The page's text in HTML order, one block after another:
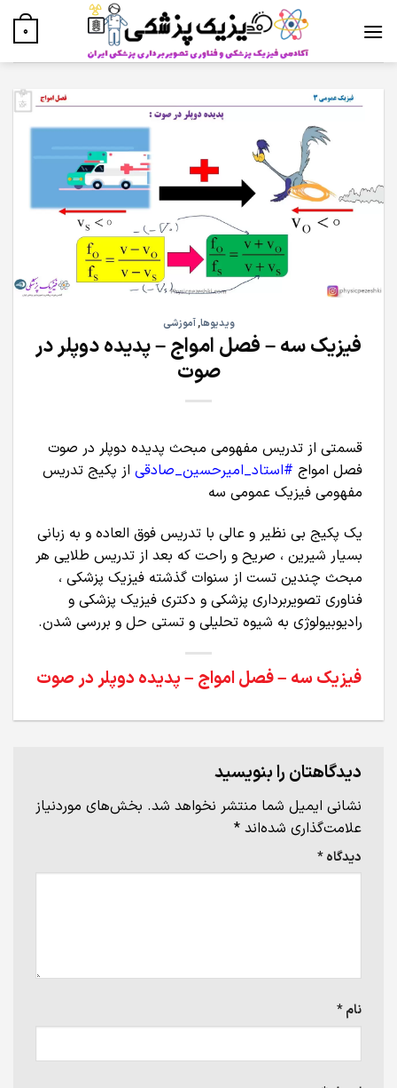
0
ویدیوها,آموزشی
فیزیک سه – فصل امواج – پدیده دوپلر در
صوت
قسمتی از تدریس مفهومی مبحث پدیده دوپلر در صوت
فصل امواج #استاد_امیرحسین_صادقی از پکیج تدریس
مفهومی فیزیک عمومی سه
یک پکیج بی نظیر و عالی با تدریس فوق العاده و به زبانی
بسیار شیرین ، صریح و راحت که بعد از تدریس طلایی هر
مبحث چندین تست از سنوات گذشته فیزیک پزشکی ،
فناوری تصویربرداری پزشکی و دکتری فیزیک پزشکی و
رادیوبیولوژی به شیوه تحلیلی و تستی حل و بررسی شدن.
فیزیک سه – فصل امواج – پدیده دوپلر در صوت
دیدگاهتان را بنویسید
نشانی ایمیل شما منتشر نخواهد شد. بخش‌های موردنیاز
علامت‌گذاری شده‌اند *
دیدگاه*
نام*